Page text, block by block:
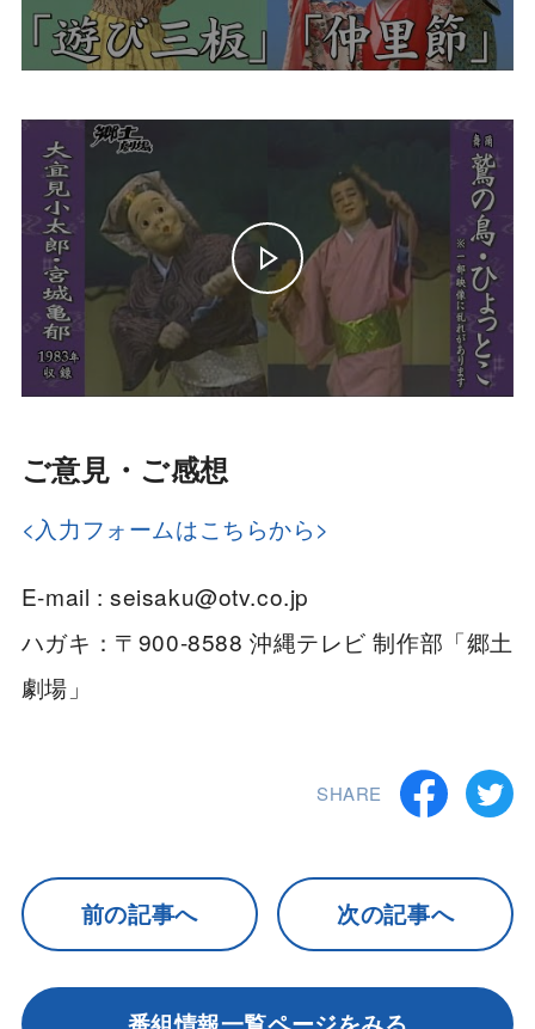
ご意見・ご感想
<入力フォームはこちらから>
E-mail : seisaku@otv.co.jp
ハガキ：〒900-8588 沖縄テレビ 制作部「郷土
劇場」
SHARE
前の記事へ 次の記事へ